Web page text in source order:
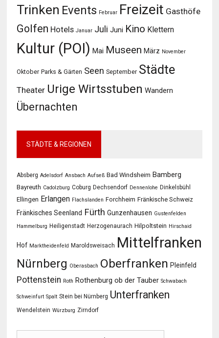
Trinken Events Februar Freizeit Gasthöfe
Golfen Hotels Januar Juli Juni Kino Klettern
Kultur (POI) Mai Museen März November
Oktober Parks & Gärten Seen September Städte
Theater Urige Wirtsstuben Wandern
Übernachten
STÄDTE & REGIONEN
Absberg Adelsdorf Ansbach Aufseß Bad Windsheim Bamberg
Bayreuth Cadolzburg Coburg Dechsendorf Dennenlohe Dinkelsbühl
Ellingen Erlangen Flachslanden Forchheim Fränkische Schweiz
Fränkisches Seenland Fürth Gunzenhausen Gustenfelden
Hammelburg Heiligenstadt Herzogenaurach Hilpoltstein Hirschaid
Hof Marktheidenfeld Maroldsweisach Mittelfranken
Nürnberg Oberasbach Oberfranken Pleinfeld
Pottenstein Roth Rothenburg ob der Tauber Schwabach
Schweinfurt Spalt Stein bei Nürnberg Unterfranken
Wendelstein Würzburg Zirndorf